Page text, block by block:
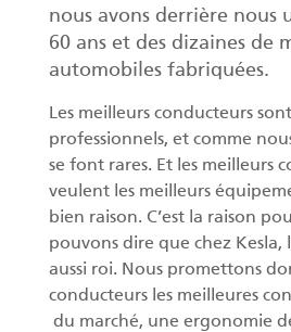
nous avons derrière nous
60 ans et des dizaines de
automobiles fabriquées.
Les meilleurs conducteurs
professionnels, et comme
se font rares. Et les meilleurs
veulent les meilleurs
bien raison. C’est la raison
pouvons dire que chez Kesla,
aussi roi. Nous promettons
conducteurs les meilleures
du marché, une ergonomie